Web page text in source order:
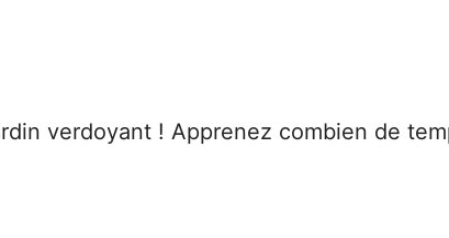
verdoyant ! Apprenez combien de